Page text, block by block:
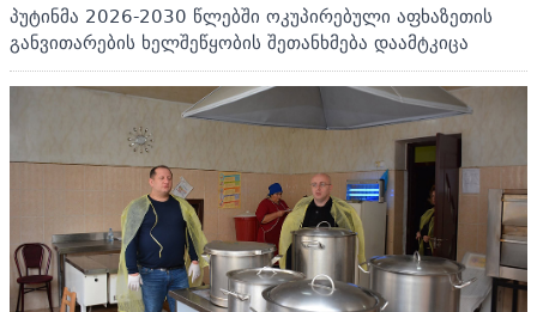
პუტინმა 2026-2030 წლებში ოკუპირებული აფხაზეთის
განვითარების ხელშეწყობის შეთანხმება დაამტკიცა